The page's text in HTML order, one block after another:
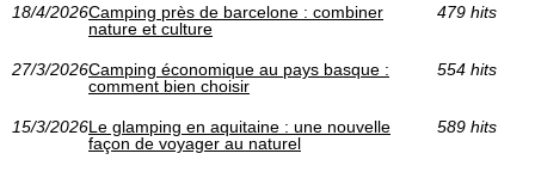
18/4/2026Camping près de barcelone : combiner
nature et culture
479 hits
27/3/2026Camping économique au pays basque :
comment bien choisir
554 hits
15/3/2026Le glamping en aquitaine : une nouvelle
façon de voyager au naturel
589 hits